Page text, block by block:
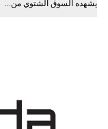
يشهده السوق الشتوي من...